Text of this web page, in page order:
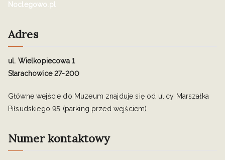
Noclegowo.pl
Adres
ul. Wielkopiecowa 1
Starachowice 27-200
Główne wejście do Muzeum znajduje się od ulicy Marszałka
Piłsudskiego 95 (parking przed wejściem)
Numer kontaktowy